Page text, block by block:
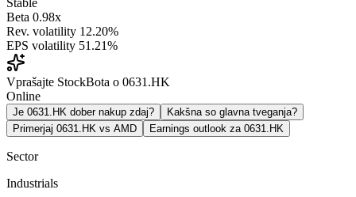
Stable
Beta 0.98x
Rev. volatility 12.20%
EPS volatility 51.21%
Vprašajte StockBota o 0631.HK
Online
Je 0631.HK dober nakup zdaj?
Kakšna so glavna tveganja?
Primerjaj 0631.HK vs AMD
Earnings outlook za 0631.HK
Sector
Industrials